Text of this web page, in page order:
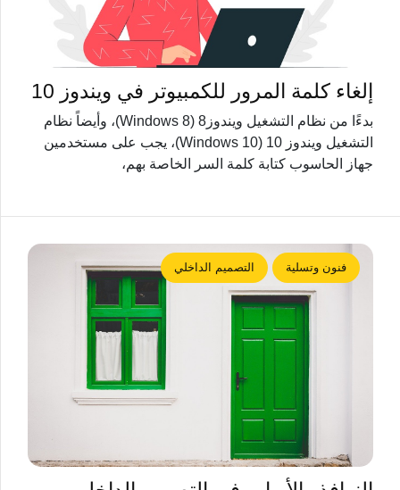
إلغاء كلمة المرور للكمبيوتر في ويندوز 10
بدءًا من نظام التشغيل ويندوز8 (Windows 8)، وأيضاً نظام
التشغيل ويندوز 10 (Windows 10)، يجب على مستخدمين
جهاز الحاسوب كتابة كلمة السر الخاصة بهم،
فنون وتسلية التصميم الداخلي